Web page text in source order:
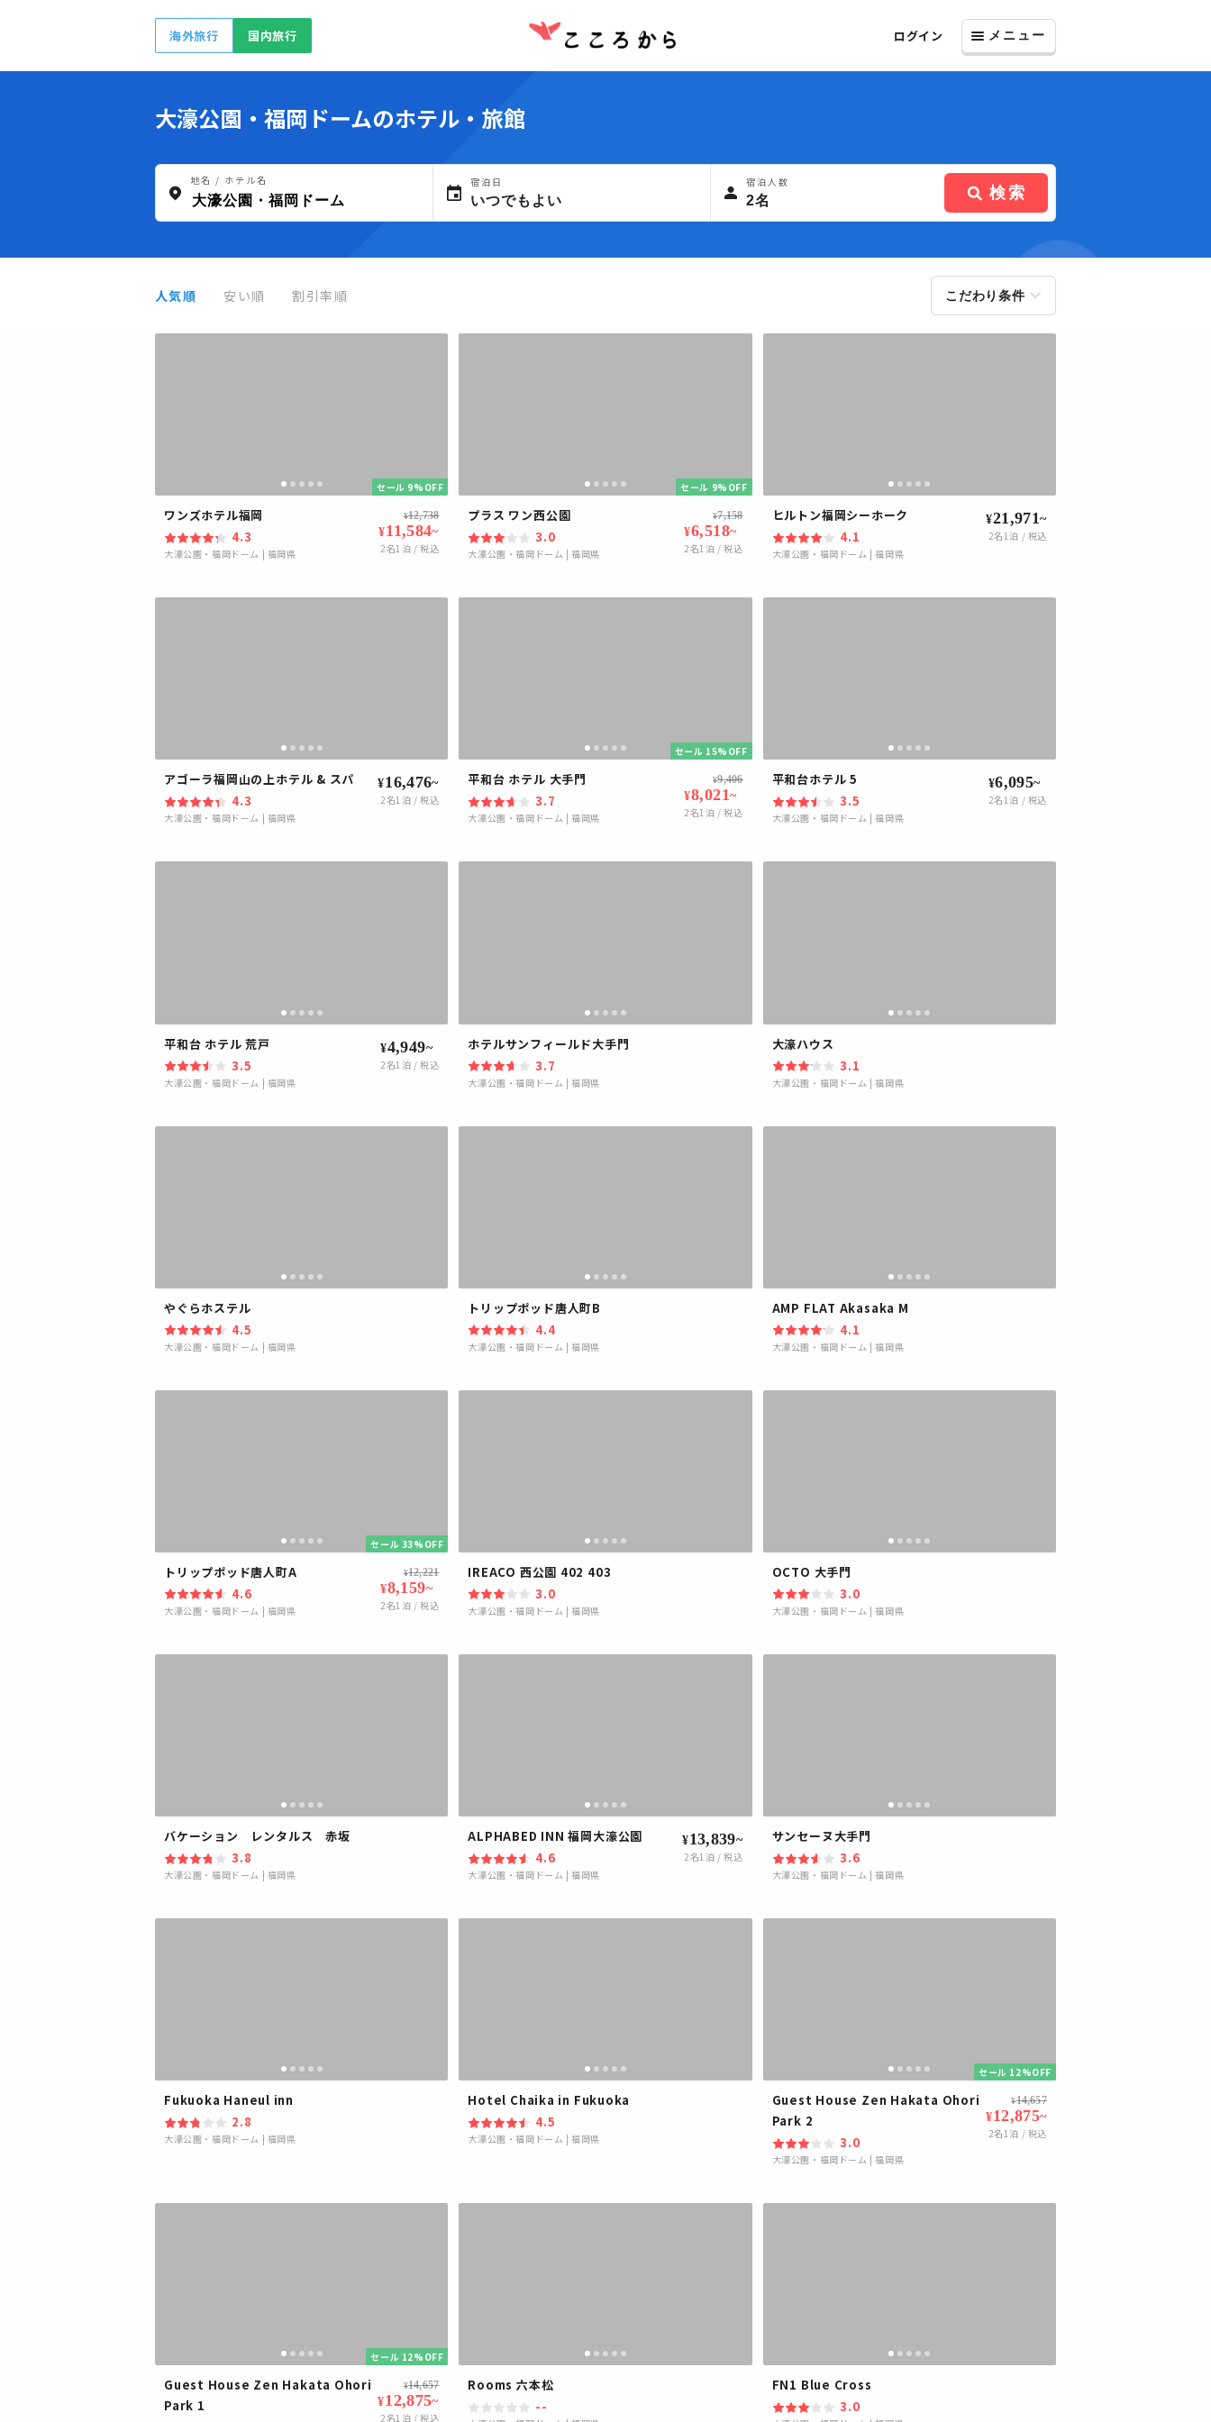
海外旅行 国内旅行 ログイン メニュー
大濠公園・福岡ドームのホテル・旅館
地名 / ホテル名 宿泊日
いつでもよい
宿泊人数
2名 検索
人気順 安い順 割引率順 こだわり条件
ワンズホテル福岡
4.3
大濠公園・福岡ドーム | 福岡県
¥12,738
¥11,584~
2名1泊 / 税込
セール 9%OFF
プラス ワン西公園
3.0
大濠公園・福岡ドーム |福岡県
¥7,158
¥6,518~
2名1泊 / 税込
セール 9%OFF
ヒルトン福岡シーホーク
4.1
大濠公園・福岡ドーム |福岡県
¥21,971~
2名1泊 / 税込
アゴーラ福岡山の上ホテル & スパ
4.3
大濠公園・福岡ドーム | 福岡県
¥16,476~
2名1泊 / 税込
平和台 ホテル 大手門
3.7
大濠公園・福岡ドーム |福岡県
¥9,406
¥8,021~
2名1泊 / 税込
セール 15%OFF
平和台ホテル 5
3.5
大濠公園・福岡ドーム |福岡県
¥6,095~
2名1泊 / 税込
平和台 ホテル 荒戸
3.5
大濠公園・福岡ドーム | 福岡県
¥4,949~
2名1泊 / 税込
ホテルサンフィールド大手門
3.7
大濠公園・福岡ドーム |福岡県
大濠ハウス
3.1
大濠公園・福岡ドーム |福岡県
やぐらホステル
4.5
大濠公園・福岡ドーム | 福岡県
トリップポッド唐人町B
4.4
大濠公園・福岡ドーム |福岡県
AMP FLAT Akasaka M
4.1
大濠公園・福岡ドーム |福岡県
トリップポッド唐人町A
4.6
大濠公園・福岡ドーム | 福岡県
¥12,221
¥8,159~
2名1泊 / 税込
セール 33%OFF
IREACO 西公園 402 403
3.0
大濠公園・福岡ドーム |福岡県
OCTO 大手門
3.0
大濠公園・福岡ドーム |福岡県
バケーション レンタルス 赤坂
3.8
大濠公園・福岡ドーム | 福岡県
ALPHABED INN 福岡大濠公園
4.6
大濠公園・福岡ドーム |福岡県
¥13,839~
2名1泊 / 税込
サンセーヌ大手門
3.6
大濠公園・福岡ドーム |福岡県
Fukuoka Haneul inn
2.8
大濠公園・福岡ドーム | 福岡県
Hotel Chaika in Fukuoka
4.5
大濠公園・福岡ドーム |福岡県
Guest House Zen Hakata Ohori
Park 2
3.0
大濠公園・福岡ドーム |福岡県
¥14,657
¥12,875~
2名1泊 / 税込
セール 12%OFF
Guest House Zen Hakata Ohori
Park 1
¥14,657
¥12,875~
2名1泊 / 税込
セール 12%OFF
Rooms 六本松
--
FN1 Blue Cross
3.0